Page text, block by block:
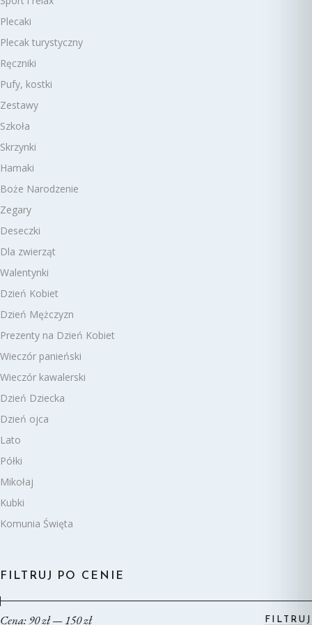
Plecaki
Plecak turystyczny
Ręczniki
Pufy, kostki
Zestawy
Szkoła
Skrzynki
Hamaki
Boże Narodzenie
Zegary
Deseczki
Dla zwierząt
Walentynki
Dzień Kobiet
Dzień Mężczyzn
Prezenty na Dzień Kobiet
Wieczór panieński
Wieczór kawalerski
Dzień Dziecka
Dzień ojca
Lato
Półki
Mikołaj
Kubki
Komunia Święta
FILTRUJ PO CENIE
FILTRUJ
Cena:90 zł—150 zł